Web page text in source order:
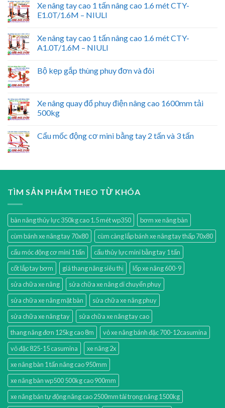
Xe nâng tay cao 1 tấn nâng cao 1.6 mét CTY-
E1.0T/1.6M – NIULI
Xe nâng tay cao 1 tấn nâng cao 1.6 mét CTY-
A1.0T/1.6M – NIULI
Bộ kẹp gắp thùng phuy đơn và đôi
Xe nâng quay đổ phuy điện nâng cao 1600mm tải
500kg
Cẩu mốc động cơ mini bằng tay 2 tấn và 3 tấn
TÌM SẢN PHẨM THEO TỪ KHÓA
bàn nâng thủy lực 350kg cao 1.5 mét wp350
bơm xe nâng bàn
cùm bánh xe nâng tay 70x80
cùm càng lắp bánh xe nâng tay thấp 70x80
cẩu móc động cơ mini 1 tấn
cẩu thủy lực mini bằng tay 1 tấn
cốt lắp tay bơm
giá thang nâng siêu thị
lốp xe nâng 600-9
sửa chữa xe nâng
sửa chữa xe nâng di chuyển phuy
sửa chữa xe nâng mặt bàn
sửa chữa xe nâng phuy
sửa chữa xe nâng tay
sửa chữa xe nâng tay cao
thang nâng đơn 125kg cao 8m
vỏ xe nâng bánh đặc 700-12casumina
vỏ đặc 825-15 casumina
xe nâng 2x
xe nâng bàn 1 tấn nâng cao 950mm
xe nâng bàn wp500 500kg cao 900mm
xe nâng bán tự động nâng cao 2500mm tải trọng nâng 1500kg